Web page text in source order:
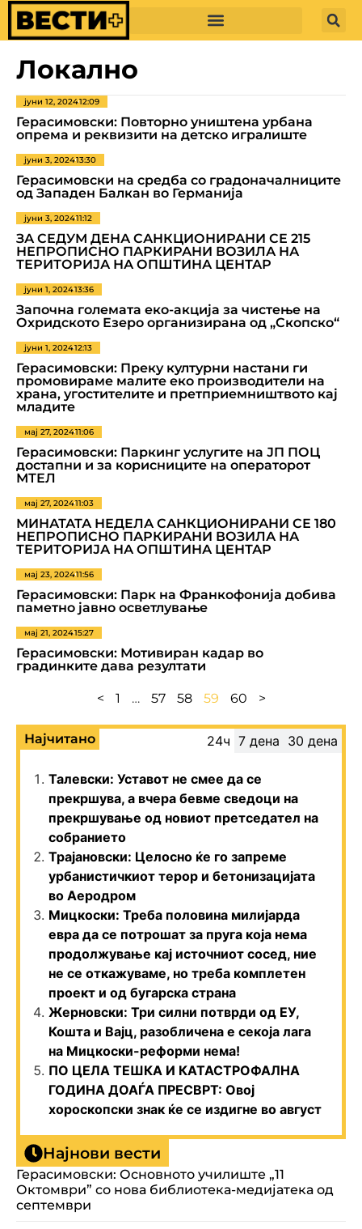
Локално
јуни 12, 202412:09
Герасимовски: Повторно уништена урбана
опрема и реквизити на детско игралиште
јуни 3, 202413:30
Герасимовски на средба со градоначалниците
од Западен Балкан во Германија
јуни 3, 202411:12
ЗА СЕДУМ ДЕНА САНКЦИОНИРАНИ СЕ 215
НЕПРОПИСНО ПАРКИРАНИ ВОЗИЛА НА
ТЕРИТОРИЈА НА ОПШТИНА ЦЕНТАР
јуни 1, 202413:36
Започна големата еко-акција за чистење на
Охридското Езеро организирана од „Скопско“
јуни 1, 202412:13
Герасимовски: Преку културни настани ги
промовираме малите еко производители на
храна, угостителите и претприемништвото кај
младите
мај 27, 202411:06
Герасимовски: Паркинг услугите на ЈП ПОЦ
достапни и за корисниците на операторот
МТЕЛ
мај 27, 202411:03
МИНАТАТА НЕДЕЛА САНКЦИОНИРАНИ СЕ 180
НЕПРОПИСНО ПАРКИРАНИ ВОЗИЛА НА
ТЕРИТОРИЈА НА ОПШТИНА ЦЕНТАР
мај 23, 202411:56
Герасимовски: Парк на Франкофонија добива
паметно јавно осветлување
мај 21, 202415:27
Герасимовски: Мотивиран кадар во
градинките дава резултати
< 1 … 57 58 59 60 >
Најчитано 24ч 7 дена 30 дена
Талевски: Уставот не смее да се
прекршува, а вчера бевме сведоци на
прекршување од новиот претседател на
собранието
Трајановски: Целосно ќе го запреме
урбанистичкиот терор и бетонизацијата
во Аеродром
Мицкоски: Треба половина милијарда
евра да се потрошат за пруга која нема
продолжување кај источниот сосед, ние
не се откажуваме, но треба комплетен
проект и од бугарска страна
Жерновски: Три силни потврди од ЕУ,
Кошта и Вајц, разобличена е секоја лага
на Мицкоски-реформи нема!
ПО ЦЕЛА ТЕШКА И КАТАСТРОФАЛНА
ГОДИНА ДОАЃА ПРЕСВРТ: Овој
хороскопски знак ќе се издигне во август
Најнови вести
Герасимовски: Основното училиште „11
Октомври” со нова библиотека-медијатека од
септември